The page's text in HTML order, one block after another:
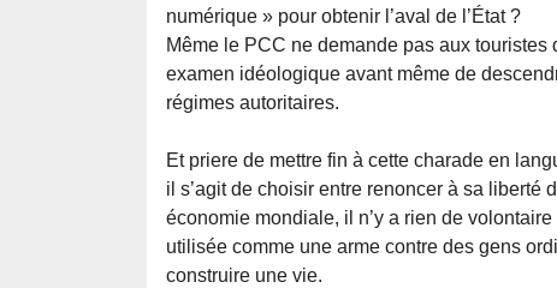
numérique » pour obtenir l’aval de l’État ?
Même le PCC ne demande pas aux
examen idéologique avant même de
régimes autoritaires.
Et priere de mettre fin à cette charade en
il s’agit de choisir entre renoncer à sa liberté
économie mondiale, il n’y a rien de
utilisée comme une arme contre des gens
construire une vie.